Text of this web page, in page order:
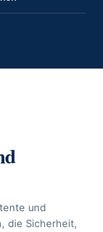
und
die Sicherheit,